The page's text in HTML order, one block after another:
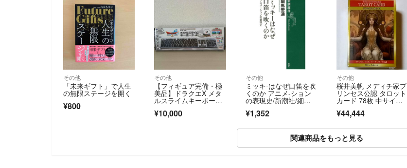
その他
「未来ギフト」で人生
の無限ステージを開く
¥800
その他
【フィギュア完備・極
美品】ドラクエX メタ
ルスライムキーボー
ド HORI HWI-52
¥10,000
その他
ミッキ-はなぜ口笛を吹
くのか アニメ-ション
の表現史/新潮社/細馬
宏通（単行本）
¥1,352
その他
桜井美帆 メディチ家プ
リンセス公認 タロット
カード 78枚 中サイ
ズ 新品
¥44,444
関連商品をもっと見る